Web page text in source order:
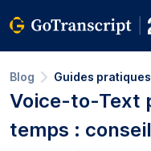
Blog Guides pratiques
Voice-to-Text
temps :